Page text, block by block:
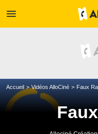
menu
Accueil Vidéos AlloCiné Faux